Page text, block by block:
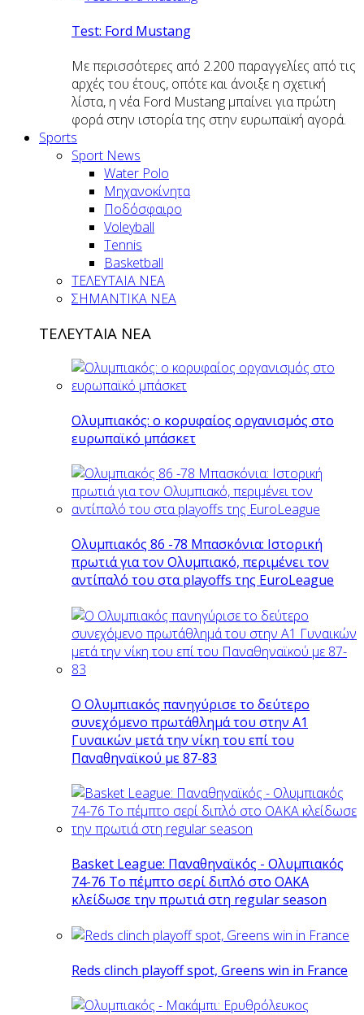
Test: Ford Mustang
Με περισσότερες από 2.200 παραγγελίες από τις
αρχές του έτους, οπότε και άνοιξε η σχετική
λίστα, η νέα Ford Mustang μπαίνει για πρώτη
φορά στην ιστορία της στην ευρωπαϊκή αγορά.
Sports
Sport News
Water Polo
Μηχανοκίνητα
Ποδόσφαιρο
Voleyball
Tennis
Basketball
ΤΕΛΕΥΤΑΙΑ ΝΕΑ
ΣΗΜΑΝΤΙΚΑ ΝΕΑ
ΤΕΛΕΥΤΑΙΑ ΝΕΑ
Ολυμπιακός: ο κορυφαίος οργανισμός στο
ευρωπαϊκό μπάσκετ
Ολυμπιακός 86 -78 Μπασκόνια: Ιστορική
πρωτιά για τον Ολυμπιακό, περιμένει τον
αντίπαλό του στα playoffs της EuroLeague
Ο Ολυμπιακός πανηγύρισε το δεύτερο
συνεχόμενο πρωτάθλημά του στην Α1
Γυναικών μετά την νίκη του επί του
Παναθηναϊκού με 87-83
Basket League: Παναθηναϊκός - Ολυμπιακός
74-76 Το πέμπτο σερί διπλό στο ΟΑΚΑ
κλείδωσε την πρωτιά στη regular season
Reds clinch playoff spot, Greens win in France